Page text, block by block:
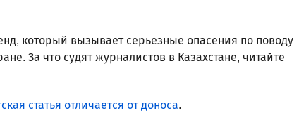
который вызывает серьезные опасения по поводу
За что судят журналистов в Казахстане, читайте
статья отличается от доноса.